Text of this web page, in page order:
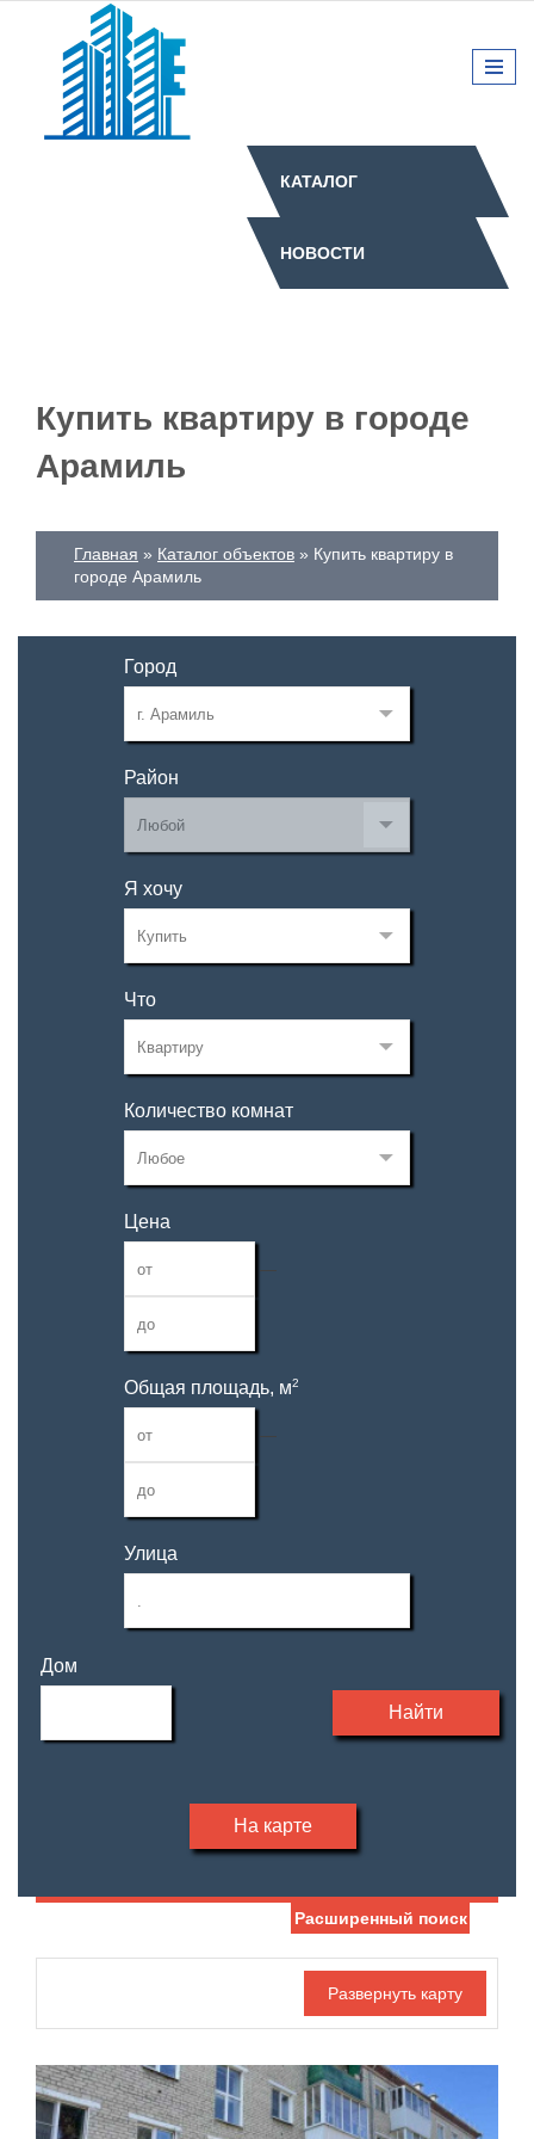
КАТАЛОГ
НОВОСТИ
Купить квартиру в городе
Арамиль
Главная Каталог объектов
Купить квартиру в
городе Арамиль
Город
Район
Я хочу
Что
Количество комнат
Цена
—
Общая площадь, м2
—
Улица
Дом
Найти
На карте
Жилая площадь
—
Площадь кухни
Санузел
Этаж
Расширенный поиск